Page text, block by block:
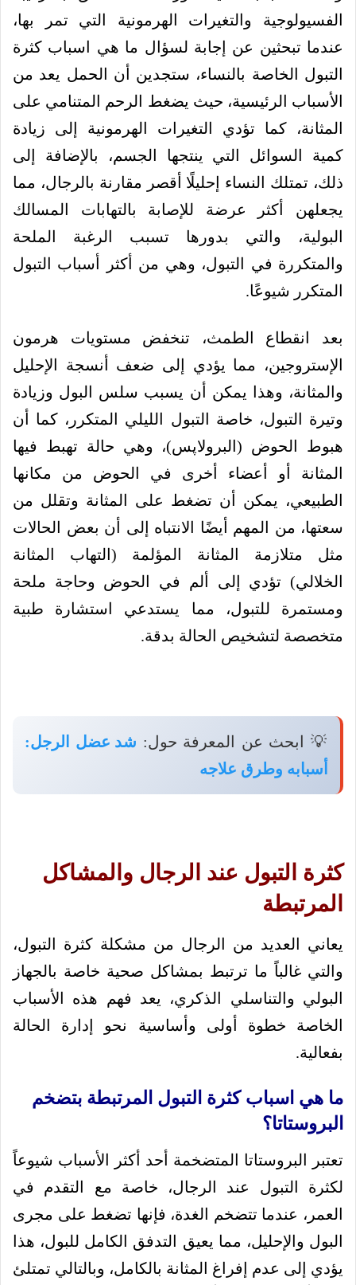
الفسيولوجية والتغيرات الهرمونية التي تمر بها،
عندما تبحثين عن إجابة لسؤال ما هي اسباب كثرة
التبول الخاصة بالنساء، ستجدين أن الحمل يعد من
الأسباب الرئيسية، حيث يضغط الرحم المتنامي على
المثانة، كما تؤدي التغيرات الهرمونية إلى زيادة
كمية السوائل التي ينتجها الجسم، بالإضافة إلى
ذلك، تمتلك النساء إحليلًا أقصر مقارنة بالرجال، مما
يجعلهن أكثر عرضة للإصابة بالتهابات المسالك
البولية، والتي بدورها تسبب الرغبة الملحة
والمتكررة في التبول، وهي من أكثر أسباب التبول
المتكرر شيوعًا.
بعد انقطاع الطمث، تنخفض مستويات هرمون
الإستروجين، مما يؤدي إلى ضعف أنسجة الإحليل
والمثانة، وهذا يمكن أن يسبب سلس البول وزيادة
وتيرة التبول، خاصة التبول الليلي المتكرر، كما أن
هبوط الحوض (البرولاپس)، وهي حالة تهبط فيها
المثانة أو أعضاء أخرى في الحوض من مكانها
الطبيعي، يمكن أن تضغط على المثانة وتقلل من
سعتها، من المهم أيضًا الانتباه إلى أن بعض الحالات
مثل متلازمة المثانة المؤلمة (التهاب المثانة
الخلالي) تؤدي إلى ألم في الحوض وحاجة ملحة
ومستمرة للتبول، مما يستدعي استشارة طبية
متخصصة لتشخيص الحالة بدقة.
💡 ابحث عن المعرفة حول: شد عضل الرجل:
أسبابه وطرق علاجه
كثرة التبول عند الرجال والمشاكل
المرتبطة
يعاني العديد من الرجال من مشكلة كثرة التبول،
والتي غالباً ما ترتبط بمشاكل صحية خاصة بالجهاز
البولي والتناسلي الذكري، يعد فهم هذه الأسباب
الخاصة خطوة أولى وأساسية نحو إدارة الحالة
بفعالية.
ما هي اسباب كثرة التبول المرتبطة بتضخم
البروستاتا؟
تعتبر البروستاتا المتضخمة أحد أكثر الأسباب شيوعاً
لكثرة التبول عند الرجال، خاصة مع التقدم في
العمر، عندما تتضخم الغدة، فإنها تضغط على مجرى
البول والإحليل، مما يعيق التدفق الكامل للبول، هذا
يؤدي إلى عدم إفراغ المثانة بالكامل، وبالتالي تمتلئ